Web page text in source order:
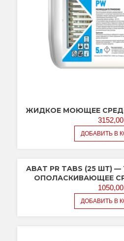
ЖИДКОЕ МОЮЩЕЕ
3152,00
ДОБАВИТЬ В
ABAT PR TABS (25 ШТ)
ОПОЛАСКИВАЮЩЕЕ
1050,00
ДОБАВИТЬ В